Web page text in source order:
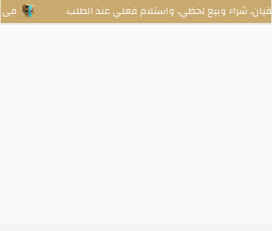
فى وبيع لحظي، واستلام فعلي عند الطلب.